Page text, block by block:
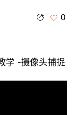
0
学 -摄像头捕捉